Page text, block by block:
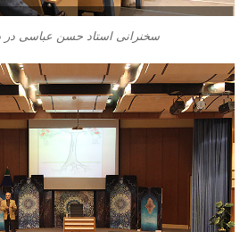
سخنرانی استاد حسن عباسی در